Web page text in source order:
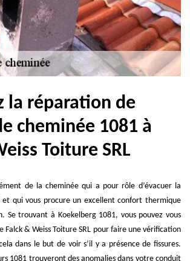
la réparation de
cheminée 1081 à
Toiture SRL
de la cheminée qui a pour rôle d’évacuer la
qui vous procure un excellent confort thermique
Se trouvant à Koekelberg 1081, vous pouvez vous
& Weiss Toiture SRL pour faire une vérification
dans le but de voir s’il y a présence de fissures.
1081 trouveront des anomalies dans votre conduit